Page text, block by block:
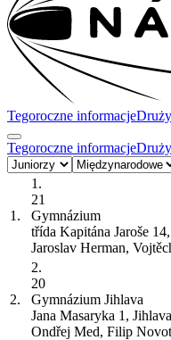
Tegoroczne informacje
Tegoroczne informacje
1.
1.
21
Gymnázium
třída Kapitána Jaroše
Jaroslav Herman,
2.
2.
20
Gymnázium Jihlava
Jana Masaryka 1, Jihlava
Ondřej Med, Filip